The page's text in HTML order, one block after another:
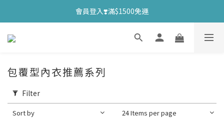
會員登入❣️滿$1500免運
包覆型內衣推薦系列
Filter
Sort by 24 Items per page